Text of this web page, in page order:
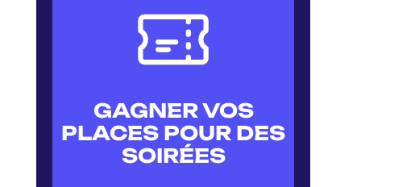
GAGNER VOS
PLACES POUR DES
SOIRÉES